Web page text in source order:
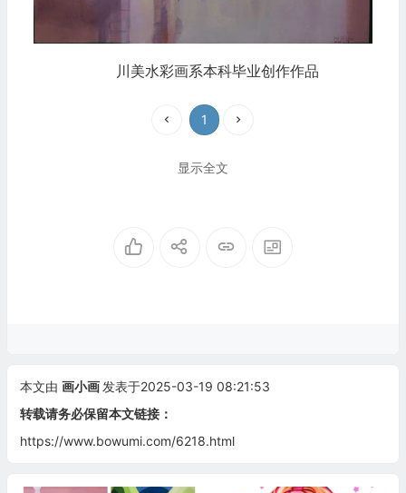
川美水彩画系本科毕业创作作品
1
显示全文
本文由 画小画 发表于2025-03-19 08:21:53
转载请务必保留本文链接：
https://www.bowumi.com/6218.html